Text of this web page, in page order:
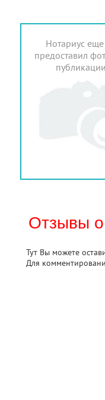
Нотариус
предоставил
Отзывы о
Тут Вы можете
Для